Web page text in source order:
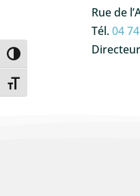
Passer en contraste élevé
Changer la taille de la police
Rue de
Tél.04